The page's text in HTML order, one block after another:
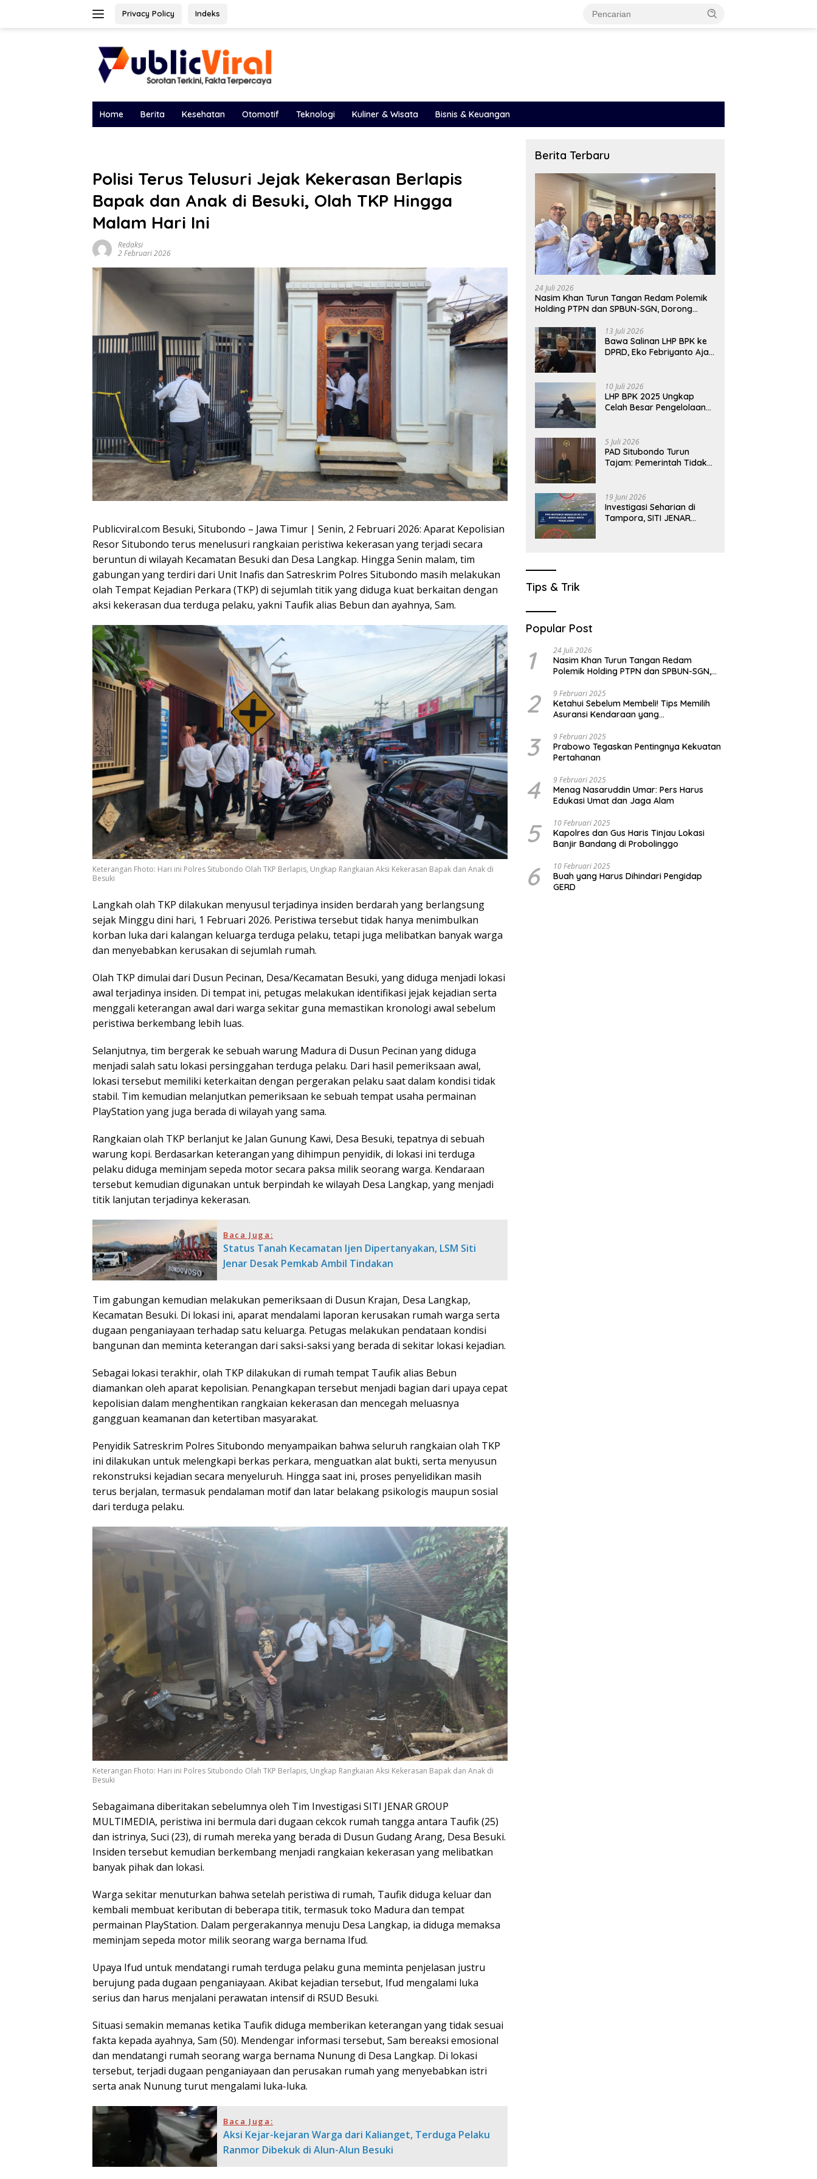
Privacy Policy Indeks
Home Berita Kesehatan Otomotif Teknologi Kuliner & Wisata Bisnis & Keuangan
Polisi Terus Telusuri Jejak Kekerasan Berlapis
Bapak dan Anak di Besuki, Olah TKP Hingga
Malam Hari Ini
Redaksi
2 Februari 2026
Publicviral.com Besuki, Situbondo – Jawa Timur | Senin, 2 Februari 2026: Aparat Kepolisian
Resor Situbondo terus menelusuri rangkaian peristiwa kekerasan yang terjadi secara
beruntun di wilayah Kecamatan Besuki dan Desa Langkap. Hingga Senin malam, tim
gabungan yang terdiri dari Unit Inafis dan Satreskrim Polres Situbondo masih melakukan
olah Tempat Kejadian Perkara (TKP) di sejumlah titik yang diduga kuat berkaitan dengan
aksi kekerasan dua terduga pelaku, yakni Taufik alias Bebun dan ayahnya, Sam.
Keterangan Fhoto: Hari ini Polres Situbondo Olah TKP Berlapis, Ungkap Rangkaian Aksi Kekerasan Bapak dan Anak di
Besuki
Langkah olah TKP dilakukan menyusul terjadinya insiden berdarah yang berlangsung
sejak Minggu dini hari, 1 Februari 2026. Peristiwa tersebut tidak hanya menimbulkan
korban luka dari kalangan keluarga terduga pelaku, tetapi juga melibatkan banyak warga
dan menyebabkan kerusakan di sejumlah rumah.
Olah TKP dimulai dari Dusun Pecinan, Desa/Kecamatan Besuki, yang diduga menjadi lokasi
awal terjadinya insiden. Di tempat ini, petugas melakukan identifikasi jejak kejadian serta
menggali keterangan awal dari warga sekitar guna memastikan kronologi awal sebelum
peristiwa berkembang lebih luas.
Selanjutnya, tim bergerak ke sebuah warung Madura di Dusun Pecinan yang diduga
menjadi salah satu lokasi persinggahan terduga pelaku. Dari hasil pemeriksaan awal,
lokasi tersebut memiliki keterkaitan dengan pergerakan pelaku saat dalam kondisi tidak
stabil. Tim kemudian melanjutkan pemeriksaan ke sebuah tempat usaha permainan
PlayStation yang juga berada di wilayah yang sama.
Rangkaian olah TKP berlanjut ke Jalan Gunung Kawi, Desa Besuki, tepatnya di sebuah
warung kopi. Berdasarkan keterangan yang dihimpun penyidik, di lokasi ini terduga
pelaku diduga meminjam sepeda motor secara paksa milik seorang warga. Kendaraan
tersebut kemudian digunakan untuk berpindah ke wilayah Desa Langkap, yang menjadi
titik lanjutan terjadinya kekerasan.
Baca Juga:
Status Tanah Kecamatan Ijen Dipertanyakan, LSM Siti
Jenar Desak Pemkab Ambil Tindakan
Tim gabungan kemudian melakukan pemeriksaan di Dusun Krajan, Desa Langkap,
Kecamatan Besuki. Di lokasi ini, aparat mendalami laporan kerusakan rumah warga serta
dugaan penganiayaan terhadap satu keluarga. Petugas melakukan pendataan kondisi
bangunan dan meminta keterangan dari saksi-saksi yang berada di sekitar lokasi kejadian.
Sebagai lokasi terakhir, olah TKP dilakukan di rumah tempat Taufik alias Bebun
diamankan oleh aparat kepolisian. Penangkapan tersebut menjadi bagian dari upaya cepat
kepolisian dalam menghentikan rangkaian kekerasan dan mencegah meluasnya
gangguan keamanan dan ketertiban masyarakat.
Penyidik Satreskrim Polres Situbondo menyampaikan bahwa seluruh rangkaian olah TKP
ini dilakukan untuk melengkapi berkas perkara, menguatkan alat bukti, serta menyusun
rekonstruksi kejadian secara menyeluruh. Hingga saat ini, proses penyelidikan masih
terus berjalan, termasuk pendalaman motif dan latar belakang psikologis maupun sosial
dari terduga pelaku.
Keterangan Fhoto: Hari ini Polres Situbondo Olah TKP Berlapis, Ungkap Rangkaian Aksi Kekerasan Bapak dan Anak di
Besuki
Sebagaimana diberitakan sebelumnya oleh Tim Investigasi SITI JENAR GROUP
MULTIMEDIA, peristiwa ini bermula dari dugaan cekcok rumah tangga antara Taufik (25)
dan istrinya, Suci (23), di rumah mereka yang berada di Dusun Gudang Arang, Desa Besuki.
Insiden tersebut kemudian berkembang menjadi rangkaian kekerasan yang melibatkan
banyak pihak dan lokasi.
Warga sekitar menuturkan bahwa setelah peristiwa di rumah, Taufik diduga keluar dan
kembali membuat keributan di beberapa titik, termasuk toko Madura dan tempat
permainan PlayStation. Dalam pergerakannya menuju Desa Langkap, ia diduga memaksa
meminjam sepeda motor milik seorang warga bernama Ifud.
Upaya Ifud untuk mendatangi rumah terduga pelaku guna meminta penjelasan justru
berujung pada dugaan penganiayaan. Akibat kejadian tersebut, Ifud mengalami luka
serius dan harus menjalani perawatan intensif di RSUD Besuki.
Situasi semakin memanas ketika Taufik diduga memberikan keterangan yang tidak sesuai
fakta kepada ayahnya, Sam (50). Mendengar informasi tersebut, Sam bereaksi emosional
dan mendatangi rumah seorang warga bernama Nunung di Desa Langkap. Di lokasi
tersebut, terjadi dugaan penganiayaan dan perusakan rumah yang menyebabkan istri
serta anak Nunung turut mengalami luka-luka.
Baca Juga:
Aksi Kejar-kejaran Warga dari Kalianget, Terduga Pelaku
Ranmor Dibekuk di Alun-Alun Besuki
Berita Terbaru
24 Juli 2026
Nasim Khan Turun Tangan Redam Polemik
Holding PTPN dan SPBUN-SGN, Dorong
13 Juli 2026
Bawa Salinan LHP BPK ke
DPRD, Eko Febriyanto Ajak
Harus Berbasis Fakta
10 Juli 2026
LHP BPK 2025 Ungkap
Celah Besar Pengelolaan
5 Juli 2026
PAD Situbondo Turun
Tajam: Pemerintah Tidak
Menunjukkan
Akuntabilitas.
19 Juni 2026
Investigasi Seharian di
Tampora, SITI JENAR
Tips & Trik
Popular Post
1 24 Juli 2026
Nasim Khan Turun Tangan Redam
Polemik Holding PTPN dan SPBUN-SGN,
2 9 Februari 2025
Ketahui Sebelum Membeli! Tips Memilih
Asuransi Kendaraan yang
3 9 Februari 2025
Prabowo Tegaskan Pentingnya Kekuatan
Pertahanan
4 9 Februari 2025
Menag Nasaruddin Umar: Pers Harus
Edukasi Umat dan Jaga Alam
5 10 Februari 2025
Kapolres dan Gus Haris Tinjau Lokasi
Banjir Bandang di Probolinggo
6 10 Februari 2025
Buah yang Harus Dihindari Pengidap
GERD